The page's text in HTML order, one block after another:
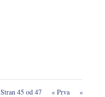
Stran 45 od 47 « Prva
«